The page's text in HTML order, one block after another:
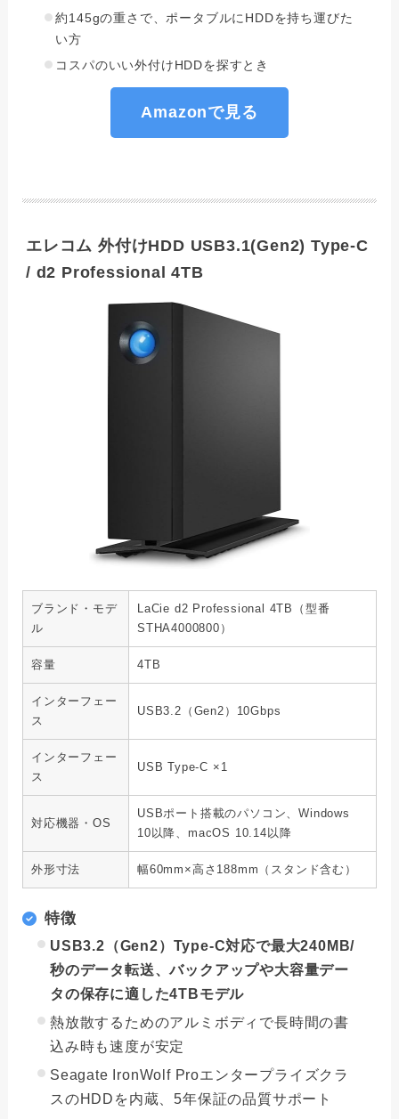
約145gの重さで、ポータブルにHDDを持ち運びた
い方
コスパのいい外付けHDDを探すとき
Amazonで見る
エレコム 外付けHDD USB3.1(Gen2) Type-C
/ d2 Professional 4TB
ブランド・モデ
ル
LaCie d2 Professional 4TB（型番
STHA4000800）
容量 4TB
インターフェー
ス
USB3.2（Gen2）10Gbps
インターフェー
ス
USB Type-C ×1
対応機器・OS
USBポート搭載のパソコン、Windows
10以降、macOS 10.14以降
外形寸法 幅60mm×高さ188mm（スタンド含む）
特徴
USB3.2（Gen2）Type-C対応で最大240MB/
秒のデータ転送、バックアップや大容量デー
タの保存に適した4TBモデル
熱放散するためのアルミボディで長時間の書
込み時も速度が安定
Seagate IronWolf Proエンタープライズクラ
スのHDDを内蔵、5年保証の品質サポート